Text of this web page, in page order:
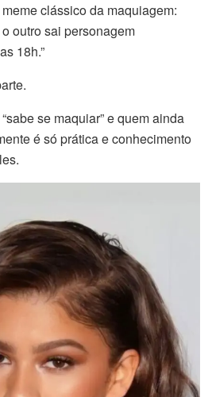
clássico da maquiagem:
outro sai personagem
18h.”
se maquiar” e quem ainda
é só prática e conhecimento